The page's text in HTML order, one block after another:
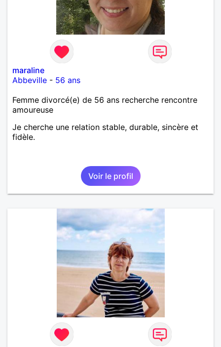
maraline
Abbeville - 56 ans
Femme divorcé(e) de 56 ans recherche rencontre
amoureuse
Je cherche une relation stable, durable, sincère et
fidèle.
Voir le profil